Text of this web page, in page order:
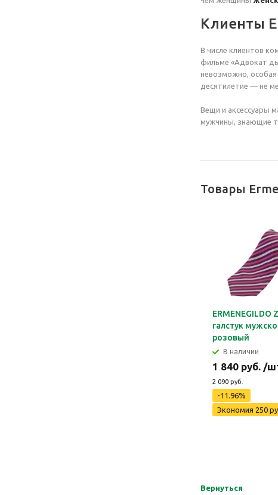
Клиенты
В числе клиентов
фильме «Адвокат
невозможно, особая
десятилетие — не
Вещи и аксессуары
мужчины, знающие
Товары
ERMENEGILDO
галстук
розовый
В наличии
1 840 руб. /
2 090 руб.
-11.96%
Экономия 250
Вернуться